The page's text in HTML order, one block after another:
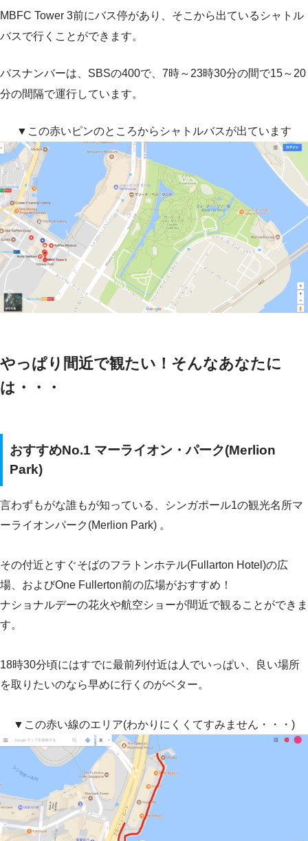
MBFC Tower 3前にバス停があり、そこから出ているシャトル
バスで行くことができます。
バスナンバーは、SBSの400で、7時～23時30分の間で15～20
分の間隔で運行しています。
▼この赤いピンのところからシャトルバスが出ています
やっぱり間近で観たい！そんなあなたに
は・・・
おすすめNo.1 マーライオン・パーク(Merlion
Park)
言わずもがな誰もが知っている、シンガポール1の観光名所マ
ーライオンパーク(Merlion Park) 。
その付近とすぐそばのフラトンホテル(Fullarton Hotel)の広
場、およびOne Fullerton前の広場がおすすめ！
ナショナルデーの花火や航空ショーが間近で観ることができま
す。
18時30分頃にはすでに最前列付近は人でいっぱい、良い場所
を取りたいのなら早めに行くのがベター。
▼この赤い線のエリア(わかりにくくてすみません・・・)